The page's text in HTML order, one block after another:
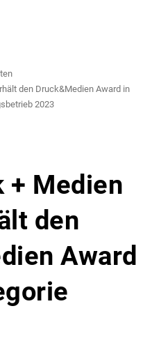
den Druck&Medien Award in
2023
+ Medien
den
Award